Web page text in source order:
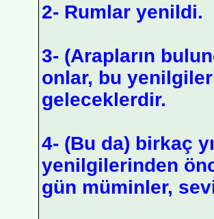
2- Rumlar yenildi.
3- (Arapların
onlar, bu
geleceklerdir.
4- (Bu da) birkaç
yenilgilerinden
gün müminler,